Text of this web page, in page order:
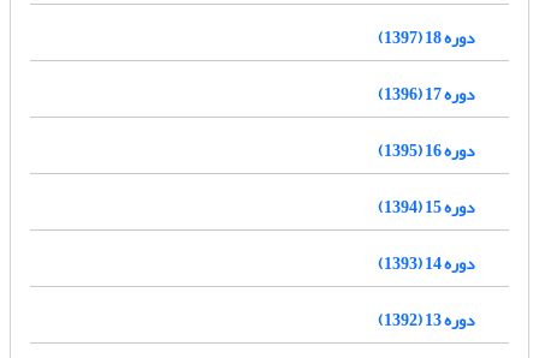
دوره 18 (1397)
دوره 17 (1396)
دوره 16 (1395)
دوره 15 (1394)
دوره 14 (1393)
دوره 13 (1392)